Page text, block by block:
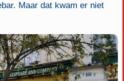
Maar dat kwam er niet